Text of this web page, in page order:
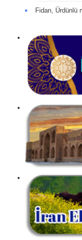
Fidan, Ürdünlü